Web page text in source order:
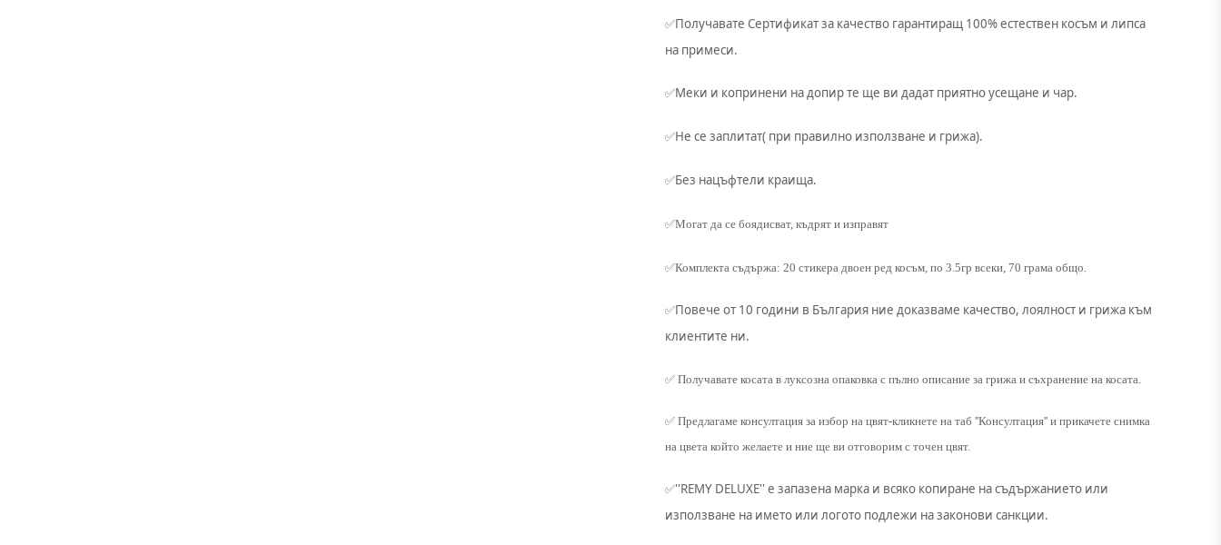
✅Получавате Сертификат за качество гарантиращ 100% естествен косъм и липса
на примеси.
✅Меки и копринени на допир те ще ви дадат приятно усещане и чар.
✅Не се заплитат( при правилно използване и грижа).
✅Без нацъфтели краища.
✅Могат да се боядисват, къдрят и изправят
✅Комплекта съдържа: 20 стикера двоен ред косъм, по 3.5гр всеки, 70 грама общо.
✅Повече от 10 години в България ние доказваме качество, лоялност и грижа към
клиентите ни.
✅ Получавате косата в луксозна опаковка с пълно описание за грижа и съхранение на косата.
✅ Предлагаме консултация за избор на цвят-кликнете на таб ''Консултация'' и прикачете снимка
на цвета който желаете и ние ще ви отговорим с точен цвят.
✅''REMY DELUXE'' е запазена марка и всяко копиране на съдържанието или
използване на името или логото подлежи на законови санкции.